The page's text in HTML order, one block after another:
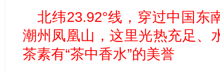
北纬23.92°线，穿过中国
潮州凤凰山，这里光热充足、
茶素有“茶中香水”的美誉